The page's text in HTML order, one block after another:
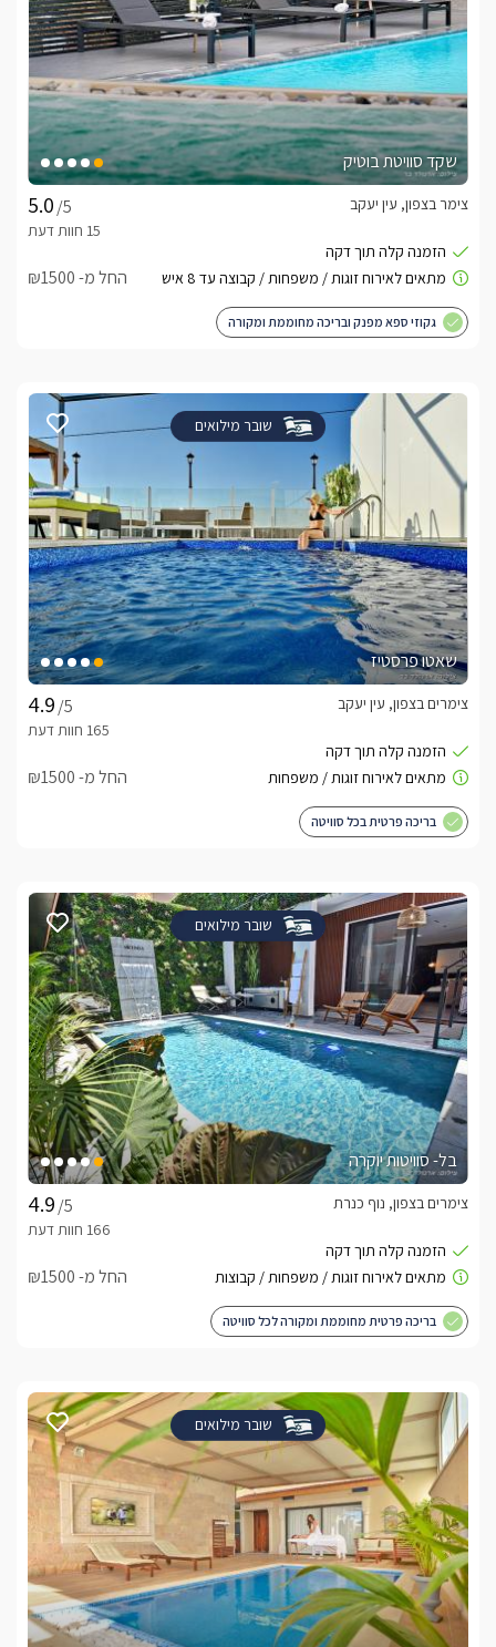
שקד סוויטת בוטיק
/5
צימר בצפון, עין יעקב
החל מ- ₪1500
גקוזי ספא מפנק ובריכה מחוממת ומקורה
שובר מילואים
שאטו פרסטיז
/5
צימרים בצפון, עין יעקב
החל מ- ₪1500
בריכה פרטית בכל סוויטה
שובר מילואים
בל- סוויטות יוקרה
/5
צימרים בצפון, נוף כנרת
החל מ- ₪1500
בריכה פרטית מחוממת ומקורה לכל סוויטה
שובר מילואים